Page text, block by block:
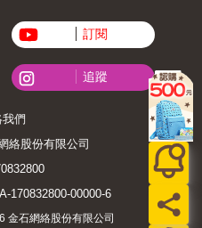
訂閱
追蹤
們
絡股份有限公司
170832800-00000-6
金石網絡股份有限公司